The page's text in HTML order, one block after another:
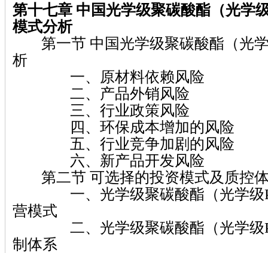
第十七章 中国光学级聚碳酸酯（光学
模式分析
第一节 中国光学级聚碳酸酯（光学
析
一、原材料依赖风险
二、产品外销风险
三、行业政策风险
四、环保成本增加的风险
五、行业竞争加剧的风险
六、新产品开发风险
第二节 可选择的投资模式及质控
一、光学级聚碳酸酯（光学级
营模式
二、光学级聚碳酸酯（光学级
制体系